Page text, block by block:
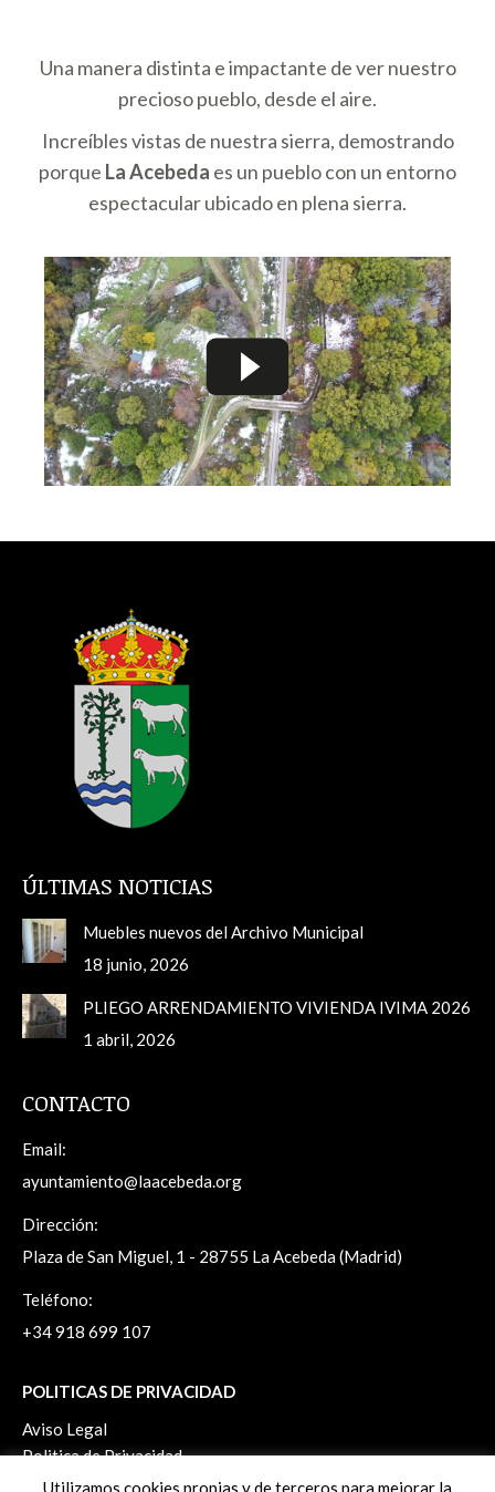
Una manera distinta e impactante de ver nuestro
precioso pueblo, desde el aire.
Increíbles vistas de nuestra sierra, demostrando
porque La Acebeda es un pueblo con un entorno
espectacular ubicado en plena sierra.
ÚLTIMAS NOTICIAS
Muebles nuevos del Archivo Municipal
18 junio, 2026
PLIEGO ARRENDAMIENTO VIVIENDA IVIMA 2026
1 abril, 2026
CONTACTO
Email:
ayuntamiento@laacebeda.org
Dirección:
Plaza de San Miguel, 1 - 28755 La Acebeda (Madrid)
Teléfono:
+34 918 699 107
POLITICAS DE PRIVACIDAD
Aviso Legal
Politica de Privacidad
Politica de Cookies
Utilizamos cookies propias y de terceros para mejorar la